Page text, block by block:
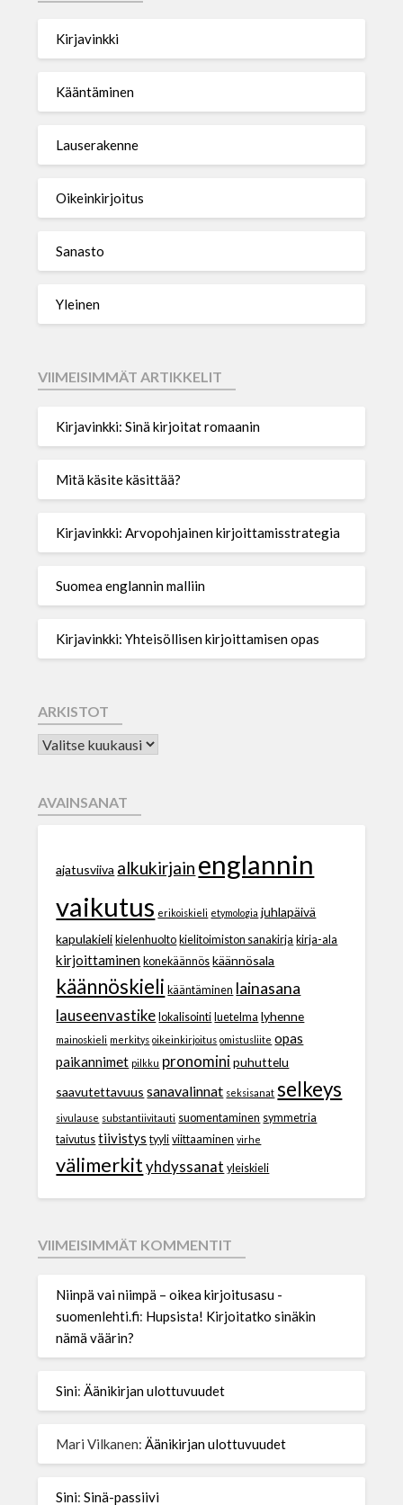
Kirjavinkki
Kääntäminen
Lauserakenne
Oikeinkirjoitus
Sanasto
Yleinen
VIIMEISIMMÄT ARTIKKELIT
Kirjavinkki: Sinä kirjoitat romaanin
Mitä käsite käsittää?
Kirjavinkki: Arvopohjainen kirjoittamisstrategia
Suomea englannin malliin
Kirjavinkki: Yhteisöllisen kirjoittamisen opas
ARKISTOT
AVAINSANAT
ajatusviiva alkukirjain englannin
vaikutus erikoiskieli etymologia juhlapäivä
kapulakieli kielenhuolto kielitoimiston sanakirja kirja-ala
kirjoittaminen konekäännös käännösala
käännöskieli kääntäminen lainasana
lauseenvastike lokalisointi luetelma lyhenne
mainoskieli merkitys oikeinkirjoitus omistusliite opas
paikannimet pilkku pronomini puhuttelu
saavutettavuus sanavalinnat seksisanat selkeys
sivulause substantiivitauti suomentaminen symmetria
taivutus tiivistys tyyli viittaaminen virhe
välimerkit yhdyssanat yleiskieli
VIIMEISIMMÄT KOMMENTIT
Niinpä vai niimpä – oikea kirjoitusasu -
suomenlehti.fi: Hupsista! Kirjoitatko sinäkin
nämä väärin?
Sini: Äänikirjan ulottuvuudet
Mari Vilkanen: Äänikirjan ulottuvuudet
Sini:Sinä-passiivi